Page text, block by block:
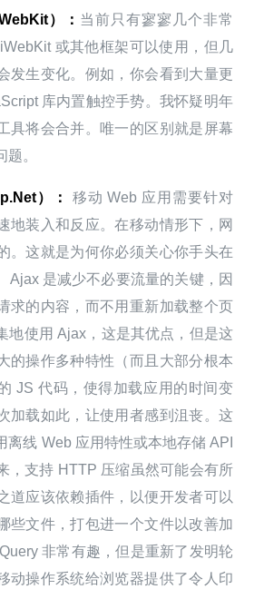
）： 当前只有寥寥几个非常
或其他框架可以使用，但几
发生变化。例如，你会看到大量更
库内置触控手势。我怀疑明年
具将会合并。唯一的区别就是屏幕
。
）：
移动 Web 应用需要针对
地装入和反应。在移动情形下，网
。这就是为何你必须关心你手头在
Ajax 是减少不必要流量的关键，因
求的内容，而不用重新加载整个页
地使用 Ajax，这是其优点，但是这
的操作多种特性（而且大部分根本
JS 代码，使得加载应用的时间变
加载如此，让使用者感到沮丧。这
离线 Web 应用特性或本地存储 API
，支持 HTTP 压缩虽然可能会有所
道应该依赖插件，以便开发者可以
些文件，打包进一个文件以改善加
非常有趣，但是重新了发明轮
动操作系统给浏览器提供了令人印